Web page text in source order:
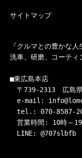
サイトマップ
『クルマとの豊かな
洗車、研磨、コーティ
■東広島本店
〒739-2313　広島
e-mail:
tel.: 070-8587-
営業時間: 10時～19
LINE: @707slbfb